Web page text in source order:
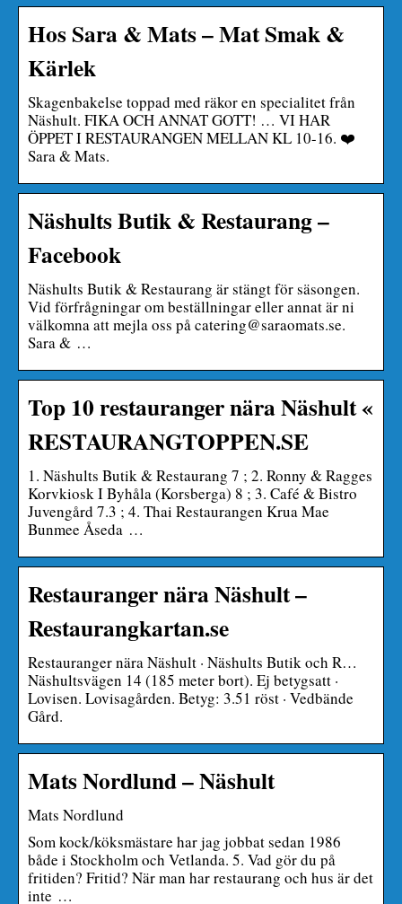
Hos Sara & Mats – Mat Smak &
Kärlek
Skagenbakelse toppad med räkor en specialitet från
Näshult. FIKA OCH ANNAT GOTT! … VI HAR
ÖPPET I RESTAURANGEN MELLAN KL 10-16. ❤️
Sara & Mats.
Näshults Butik & Restaurang –
Facebook
Näshults Butik & Restaurang är stängt för säsongen.
Vid förfrågningar om beställningar eller annat är ni
välkomna att mejla oss på catering@saraomats.se.
Sara & …
Top 10 restauranger nära Näshult «
RESTAURANGTOPPEN.SE
1. Näshults Butik & Restaurang 7 ; 2. Ronny & Ragges
Korvkiosk I Byhåla (Korsberga) 8 ; 3. Café & Bistro
Juvengård 7.3 ; 4. Thai Restaurangen Krua Mae
Bunmee Åseda …
Restauranger nära Näshult –
Restaurangkartan.se
Restauranger nära Näshult · Näshults Butik och R…
Näshultsvägen 14 (185 meter bort). Ej betygsatt ·
Lovisen. Lovisagården. Betyg: 3.51 röst · Vedbände
Gård.
Mats Nordlund – Näshult
Mats Nordlund
Som kock/köksmästare har jag jobbat sedan 1986
både i Stockholm och Vetlanda. 5. Vad gör du på
fritiden? Fritid? När man har restaurang och hus är det
inte …